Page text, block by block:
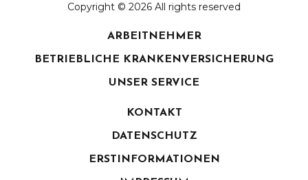
Copyright © 2026 All rights reserved
ARBEITNEHMER
BETRIEBLICHE KRANKENVERSICHERUNG
UNSER SERVICE
KONTAKT
DATENSCHUTZ
ERSTINFORMATIONEN